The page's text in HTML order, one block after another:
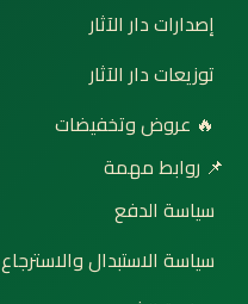
إصدارات دار الآثار
توزيعات دار الآثار
🔥 عروض وتخفيضات
📌 روابط مهمة
سياسة الدفع
سياسة الاستبدال والاسترجاع